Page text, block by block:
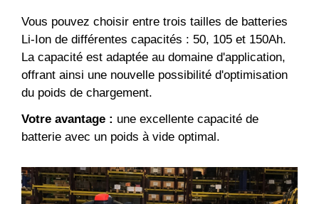
Vous pouvez choisir entre trois tailles de batteries
Li-Ion de différentes capacités : 50, 105 et 150Ah.
La capacité est adaptée au domaine d'application,
offrant ainsi une nouvelle possibilité d'optimisation
du poids de chargement.
Votre avantage : une excellente capacité de
batterie avec un poids à vide optimal.